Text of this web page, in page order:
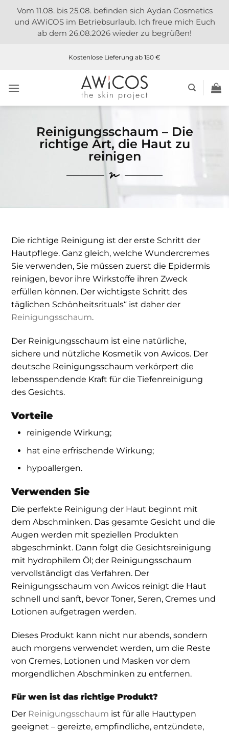
Vom 11.08. bis 25.08. befinden sich Aydan Cosmetics
und AWiCOS im Betriebsurlaub. Ich freue mich Euch
ab dem 26.08.2026 wieder zu begrüßen!
Kostenlose Lieferung ab 150 €
Reinigungsschaum – Die
richtige Art, die Haut zu
reinigen
Die richtige Reinigung ist der erste Schritt der
Hautpflege. Ganz gleich, welche Wundercremes
Sie verwenden, Sie müssen zuerst die Epidermis
reinigen, bevor ihre Wirkstoffe ihren Zweck
erfüllen können. Der wichtigste Schritt des
täglichen Schönheitsrituals“ ist daher der
Reinigungsschaum.
Der Reinigungsschaum ist eine natürliche,
sichere und nützliche Kosmetik von Awicos. Der
deutsche Reinigungsschaum verkörpert die
lebensspendende Kraft für die Tiefenreinigung
des Gesichts.
Vorteile
reinigende Wirkung;
hat eine erfrischende Wirkung;
hypoallergen.
Verwenden Sie
Die perfekte Reinigung der Haut beginnt mit
dem Abschminken. Das gesamte Gesicht und die
Augen werden mit speziellen Produkten
abgeschminkt. Dann folgt die Gesichtsreinigung
mit hydrophilem Öl; der Reinigungsschaum
vervollständigt das Verfahren. Der
Reinigungsschaum von Awicos reinigt die Haut
schnell und sanft, bevor Toner, Seren, Cremes und
Lotionen aufgetragen werden.
Dieses Produkt kann nicht nur abends, sondern
auch morgens verwendet werden, um die Reste
von Cremes, Lotionen und Masken vor dem
morgendlichen Abschminken zu entfernen.
Für wen ist das richtige Produkt?
Der Reinigungsschaum ist für alle Hauttypen
geeignet – gereizte, empfindliche, entzündete,